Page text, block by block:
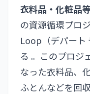
衣料品・化粧品
の資源循環プロ
Loop（デパート
る 。このプロジ
なった衣料品、
ふとんなどを回